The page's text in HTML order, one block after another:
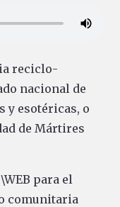
reciclo-
nacional de
y esotéricas, o
de Mártires
para el
comunitaria